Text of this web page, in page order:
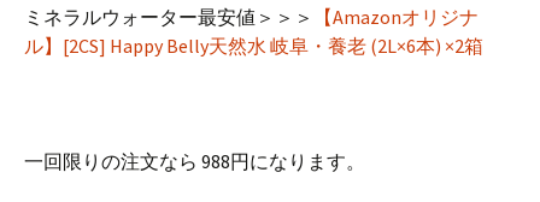
ミネラルウォーター最安値＞＞＞
【Amazonオリジナ
ル】[2CS] Happy Belly天然水 岐阜・養老 (2L×6本) ×2箱
一回限りの注文なら 988円になります。